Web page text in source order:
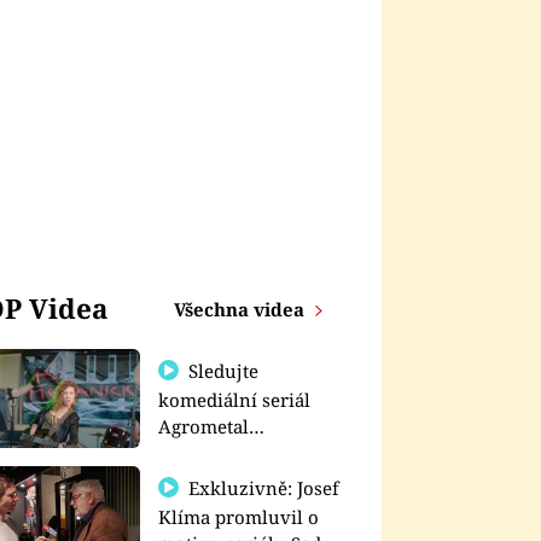
Videa Všechna videa
Sledujte
komediální seriál
Agrometal
prima+
Exkluzivně: Josef
Klíma promluvil o